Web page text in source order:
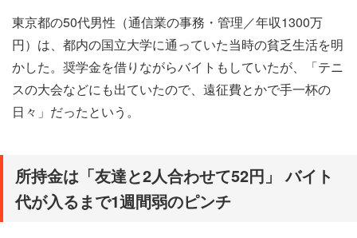
東京都の50代男性（通信業の事務・管理／年収1300万
円）は、都内の国立大学に通っていた当時の貧乏生活を明
かした。奨学金を借りながらバイトもしていたが、「テニ
スの大会などにも出ていたので、遠征費とかで手一杯の
日々」だったという。
所持金は「友達と2人合わせて52円」 バイト
代が入るまで1週間弱のピンチ